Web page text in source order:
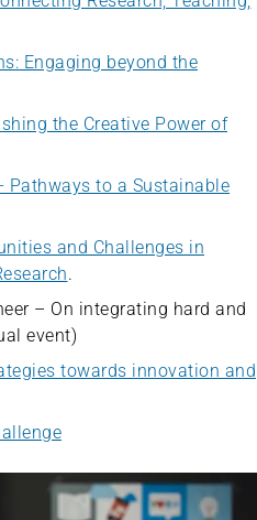
Engaging beyond the
the Creative Power of
Pathways to a Sustainable
and Challenges in
.
– On integrating hard and
event)
towards innovation and